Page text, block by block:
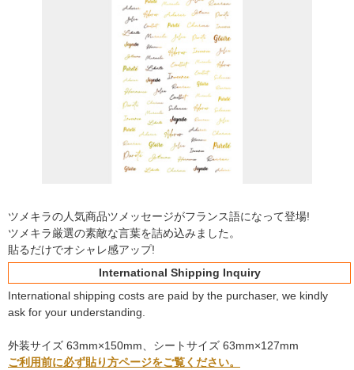
ツメキラの人気商品ツメッセージがフランス語になって登場!
ツメキラ厳選の素敵な言葉を詰め込みました。
貼るだけでオシャレ感アップ!
International Shipping Inquiry
International shipping costs are paid by the purchaser, we kindly
ask for your understanding.
外装サイズ 63mm×150mm、シートサイズ 63mm×127mm
ご利用前に必ず貼り方ページをご覧ください。